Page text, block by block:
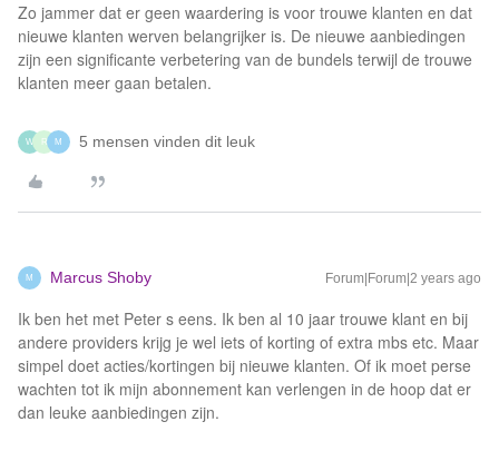
Zo jammer dat er geen waardering is voor trouwe klanten en dat
nieuwe klanten werven belangrijker is. De nieuwe aanbiedingen
zijn een significante verbetering van de bundels terwijl de trouwe
klanten meer gaan betalen.
W R M 5 mensen vinden dit leuk
M Marcus Shoby Forum|Forum|2 years ago
Ik ben het met Peter s eens. Ik ben al 10 jaar trouwe klant en bij
andere providers krijg je wel iets of korting of extra mbs etc. Maar
simpel doet acties/kortingen bij nieuwe klanten. Of ik moet perse
wachten tot ik mijn abonnement kan verlengen in de hoop dat er
dan leuke aanbiedingen zijn.